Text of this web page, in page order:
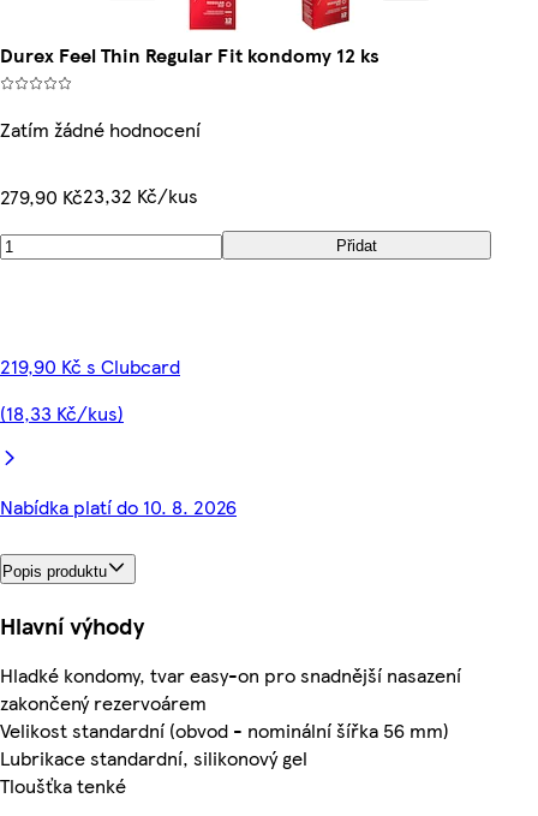
Durex Feel Thin Regular Fit kondomy 12 ks
Zatím žádné hodnocení
279,90 Kč23,32 Kč/kus
Přidat
219,90 Kč s Clubcard
(18,33 Kč/kus)
Nabídka platí do 10. 8. 2026
Popis produktu
Hlavní výhody
Hladké kondomy, tvar easy-on pro snadnější nasazení
zakončený rezervoárem
Velikost standardní (obvod - nominální šířka 56 mm)
Lubrikace standardní, silikonový gel
Tloušťka tenké